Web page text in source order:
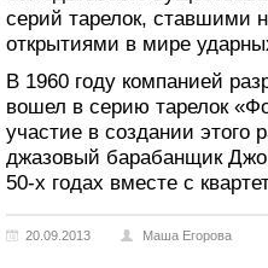
серий тарелок, ставшими
открытиями в мире
В 1960 году компанией
вошел в серию тарелок
участие в создании этого
джазовый барабанщик
50-х годах вместе с
20.09.2013 Маша Егорова